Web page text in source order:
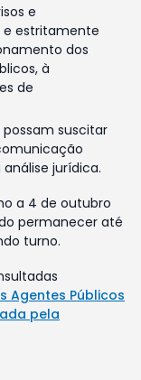
e
e estritamente
dos
à
de
suscitar
jurídica.
a 4 de outubro
permanecer até
turno.
Agentes Públicos
pela